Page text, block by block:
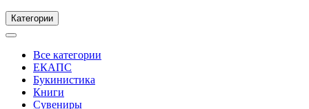
Категории
Все категории
ЕКАПС
Букинистика
Книги
Сувениры